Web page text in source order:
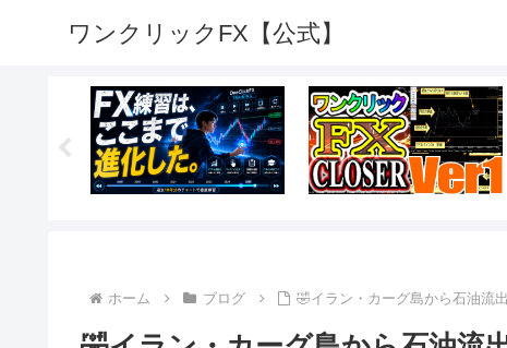
ワンクリックFX【公式】
ホーム ブログ 🤣イラン・カーグ島から石油流